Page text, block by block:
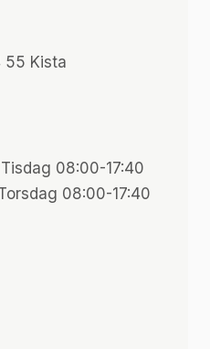
55 Kista
08:00-17:40
08:00-17:40